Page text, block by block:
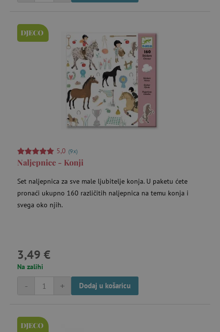
DJECO
5,0 (9x)
Naljepnice - Konji
Set naljepnica za sve male ljubitelje konja. U paketu ćete
pronaći ukupno 160 različitih naljepnica na temu konja i
svega oko njih.
3,49 €
Na zalihi
+
- Dodaj u košaricu
DJECO